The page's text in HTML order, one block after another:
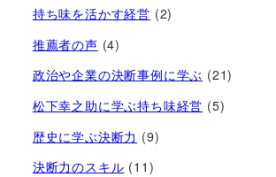
持ち味を活かす経営​ (2)
推薦者の声 (4)
政治や企業の決断事例に学ぶ (21)
松下幸之助に学ぶ持ち味経営 (5)
歴史に学ぶ決断力 (9)
決断力のスキル (11)